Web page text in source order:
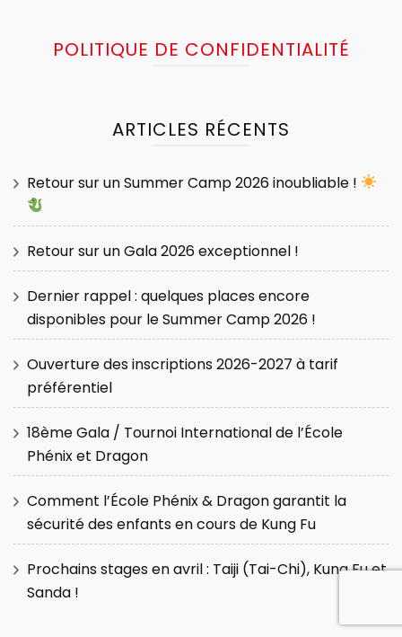
POLITIQUE DE CONFIDENTIALITÉ
ARTICLES RÉCENTS
Retour sur un Summer Camp 2026 inoubliable !
Retour sur un Gala 2026 exceptionnel !
Dernier rappel : quelques places encore
disponibles pour le Summer Camp 2026 !
Ouverture des inscriptions 2026-2027 à tarif
préférentiel
18ème Gala / Tournoi International de l’École
Phénix et Dragon
Comment l’École Phénix & Dragon garantit la
sécurité des enfants en cours de Kung Fu
Prochains stages en avril : Taiji (Tai-Chi), Kung Fu et
Sanda !